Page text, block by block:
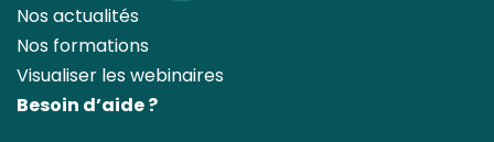
Nos actualités
Nos formations
Visualiser les webinaires
Besoin d’aide ?